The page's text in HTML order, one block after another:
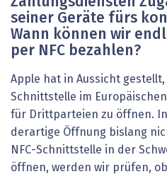
seiner Geräte fürs
Wann können wir
per NFC bezahlen?
Apple hat in Aussicht
Schnittstelle im
für Drittparteien zu öffnen.
derartige Öffnung bislang
NFC-Schnittstelle in der
öffnen, werden wir prüfen,